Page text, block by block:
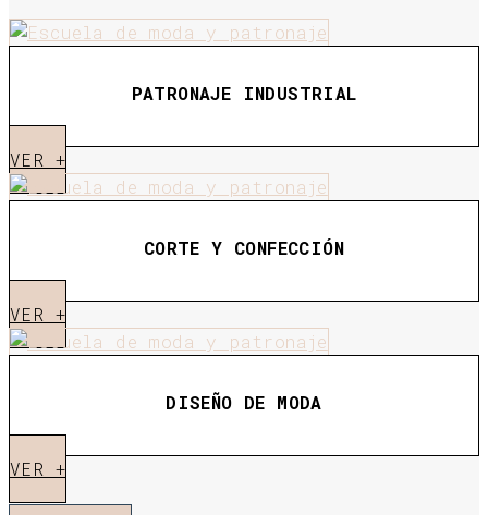
PATRONAJE INDUSTRIAL
VER +
CORTE Y CONFECCIÓN
VER +
DISEÑO DE MODA
VER +